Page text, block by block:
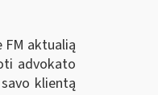
aktualią
advokato
klientą